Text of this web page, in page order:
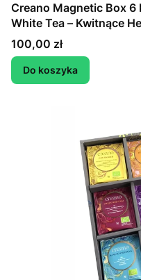
Creano Magnetic Box 6
White Tea – Kwitnące
Magnetycznym Pudełku
Cena
100,00 zł
Do koszyka